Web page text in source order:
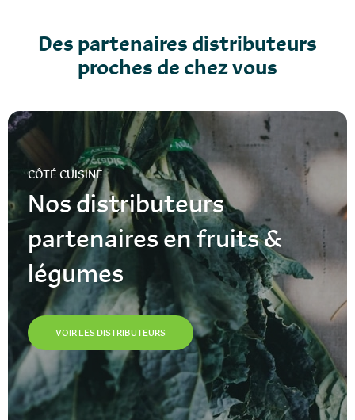
Des partenaires distributeurs
proches de chez vous
CÔTÉ CUISINE
Nos distributeurs
partenaires en fruits &
légumes
VOIR LES DISTRIBUTEURS